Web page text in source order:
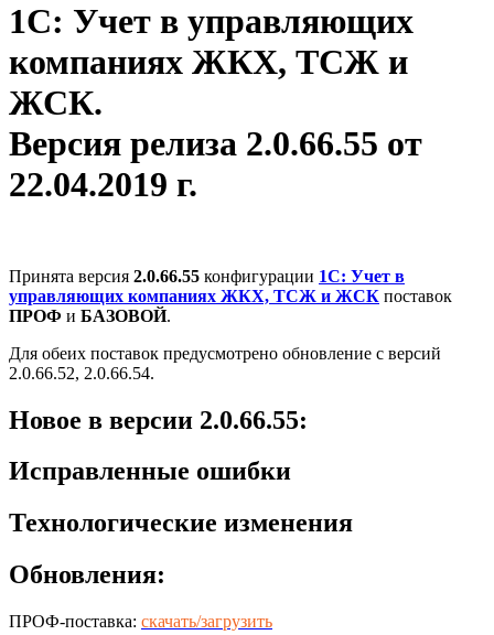
1С: Учет в управляющих
компаниях ЖКХ, ТСЖ и
ЖСК.
Версия релиза 2.0.66.55 от
22.04.2019 г.
Принята версия 2.0.66.55 конфигурации 1С: Учет в
управляющих компаниях ЖКХ, ТСЖ и ЖСК поставок
ПРОФ и БАЗОВОЙ.
Для обеих поставок предусмотрено обновление с версий
2.0.66.52, 2.0.66.54.
Новое в версии 2.0.66.55:
Исправленные ошибки
Технологические изменения
Обновления:
ПРОФ-поставка: скачать/загрузить